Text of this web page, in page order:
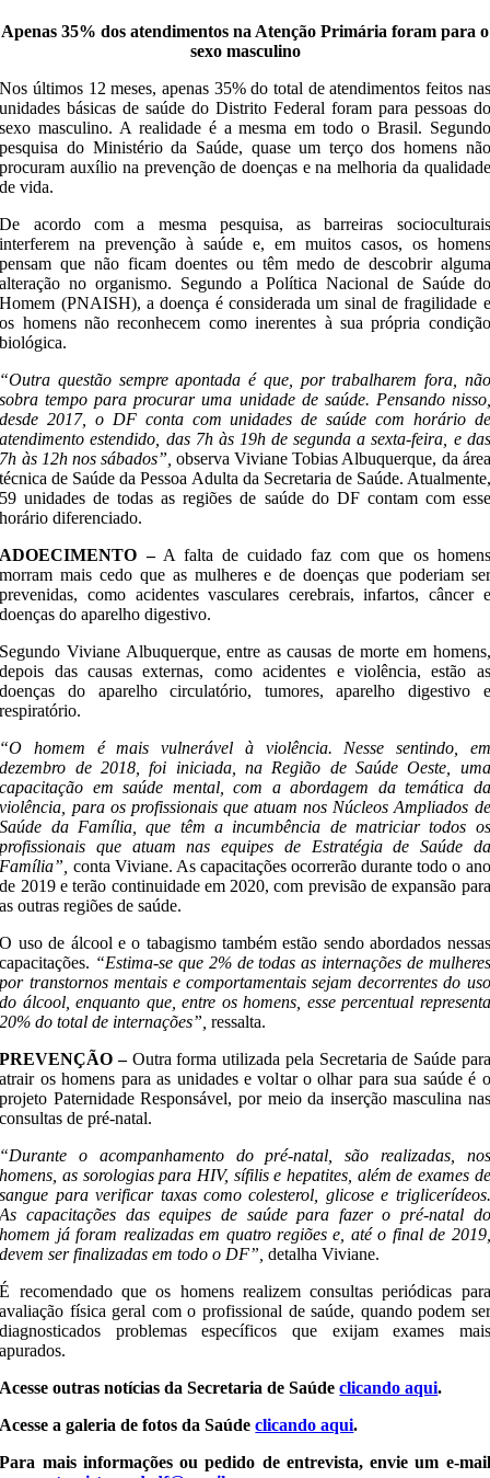
Apenas 35% dos atendimentos na Atenção Primária foram para o
sexo masculino
Nos últimos 12 meses, apenas 35% do total de atendimentos feitos nas
unidades básicas de saúde do Distrito Federal foram para pessoas do
sexo masculino. A realidade é a mesma em todo o Brasil. Segundo
pesquisa do Ministério da Saúde, quase um terço dos homens não
procuram auxílio na prevenção de doenças e na melhoria da qualidade
de vida.
De acordo com a mesma pesquisa, as barreiras socioculturais
interferem na prevenção à saúde e, em muitos casos, os homens
pensam que não ficam doentes ou têm medo de descobrir alguma
alteração no organismo. Segundo a Política Nacional de Saúde do
Homem (PNAISH), a doença é considerada um sinal de fragilidade e
os homens não reconhecem como inerentes à sua própria condição
biológica.
“Outra questão sempre apontada é que, por trabalharem fora, não
sobra tempo para procurar uma unidade de saúde. Pensando nisso,
desde 2017, o DF conta com unidades de saúde com horário de
atendimento estendido, das 7h às 19h de segunda a sexta-feira, e das
7h às 12h nos sábados”, observa Viviane Tobias Albuquerque, da área
técnica de Saúde da Pessoa Adulta da Secretaria de Saúde. Atualmente,
59 unidades de todas as regiões de saúde do DF contam com esse
horário diferenciado.
ADOECIMENTO –A falta de cuidado faz com que os homens
morram mais cedo que as mulheres e de doenças que poderiam ser
prevenidas, como acidentes vasculares cerebrais, infartos, câncer e
doenças do aparelho digestivo.
Segundo Viviane Albuquerque, entre as causas de morte em homens,
depois das causas externas, como acidentes e violência, estão as
doenças do aparelho circulatório, tumores, aparelho digestivo e
respiratório.
“O homem é mais vulnerável à violência. Nesse sentindo, em
dezembro de 2018, foi iniciada, na Região de Saúde Oeste, uma
capacitação em saúde mental, com a abordagem da temática da
violência, para os profissionais que atuam nos Núcleos Ampliados de
Saúde da Família, que têm a incumbência de matriciar todos os
profissionais que atuam nas equipes de Estratégia de Saúde da
Família”, conta Viviane. As capacitações ocorrerão durante todo o ano
de 2019 e terão continuidade em 2020, com previsão de expansão para
as outras regiões de saúde.
O uso de álcool e o tabagismo também estão sendo abordados nessas
capacitações. “Estima-se que 2% de todas as internações de mulheres
por transtornos mentais e comportamentais sejam decorrentes do uso
do álcool, enquanto que, entre os homens, esse percentual representa
20% do total de internações”,ressalta.
PREVENÇÃO –Outra forma utilizada pela Secretaria de Saúde para
atrair os homens para as unidades e voltar o olhar para sua saúde é o
projeto Paternidade Responsável, por meio da inserção masculina nas
consultas de pré-natal.
“Durante o acompanhamento do pré-natal, são realizadas, nos
homens, as sorologias para HIV, sífilis e hepatites, além de exames de
sangue para verificar taxas como colesterol, glicose e triglicerídeos.
As capacitações das equipes de saúde para fazer o pré-natal do
homem já foram realizadas em quatro regiões e, até o final de 2019,
devem ser finalizadas em todo o DF”,detalha Viviane.
É recomendado que os homens realizem consultas periódicas para
avaliação física geral com o profissional de saúde, quando podem ser
diagnosticados problemas específicos que exijam exames mais
apurados.
Acesse outras notícias da Secretaria de Saúdeclicando aqui.
Acesse a galeria de fotos da Saúdeclicando aqui.
Para mais informações ou pedido de entrevista, envie um e-mail